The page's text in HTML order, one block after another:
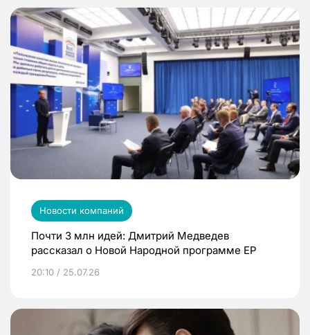
Новости компаний
Почти 3 млн идей: Дмитрий Медведев
рассказал о Новой Народной программе ЕР
20:10 / 25.07.26